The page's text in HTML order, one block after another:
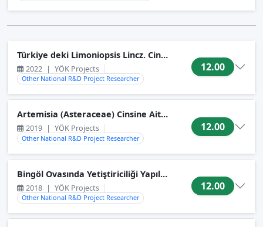
Türkiye deki Limoniopsis Lincz. Cinsi (Plumbaginaceae)
2022 | YÖK Projects
Other National R&D Project Researcher
12.00
Artemisia (Asteraceae) Cinsine Ait Artemisia Altcinsinin
2019 | YÖK Projects
Other National R&D Project Researcher
12.00
Bingöl Ovasında Yetiştiriciliği Yapılan Yerel Yonca
2018 | YÖK Projects
Other National R&D Project Researcher
12.00